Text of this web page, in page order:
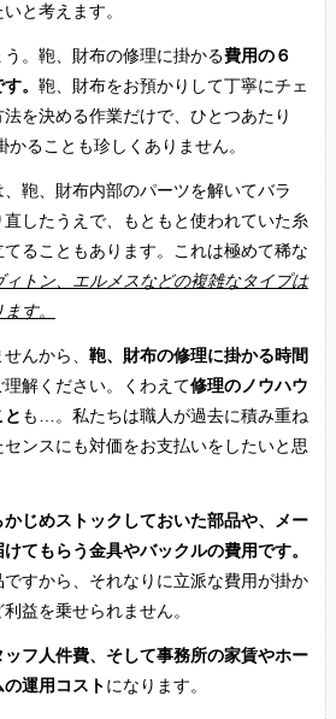
と考えます。
。鞄、財布の修理に掛かる費用の６
。 鞄、財布をお預かりして丁寧にチェ
を決める作業だけで、ひとつあたり
ることも珍しくありません。
鞄、財布内部のパーツを解いてバラ
したうえで、もともと使われていた糸
ることもあります。これは極めて稀な
ィトン、エルメスなどの複雑なタイプは
す。
んから、 鞄、財布の修理に掛かる時間
理解ください。くわえて修理のノウハウ
も…。私たちは職人が過去に積み重ね
ンスにも対価をお支払いをしたいと思
じめストックしておいた部品や、メー
てもらう金具やバックルの費用です。
すから、それなりに立派な費用が掛か
益を乗せられません。
ッフ人件費、そして事務所の家賃やホー
運用コストになります。